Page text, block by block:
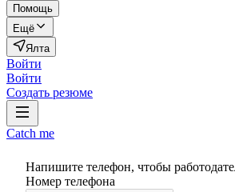
Помощь
Ещё
Ялта
Войти
Войти
Создать резюме
Catch me
Напишите телефон, чтобы
Номер телефона